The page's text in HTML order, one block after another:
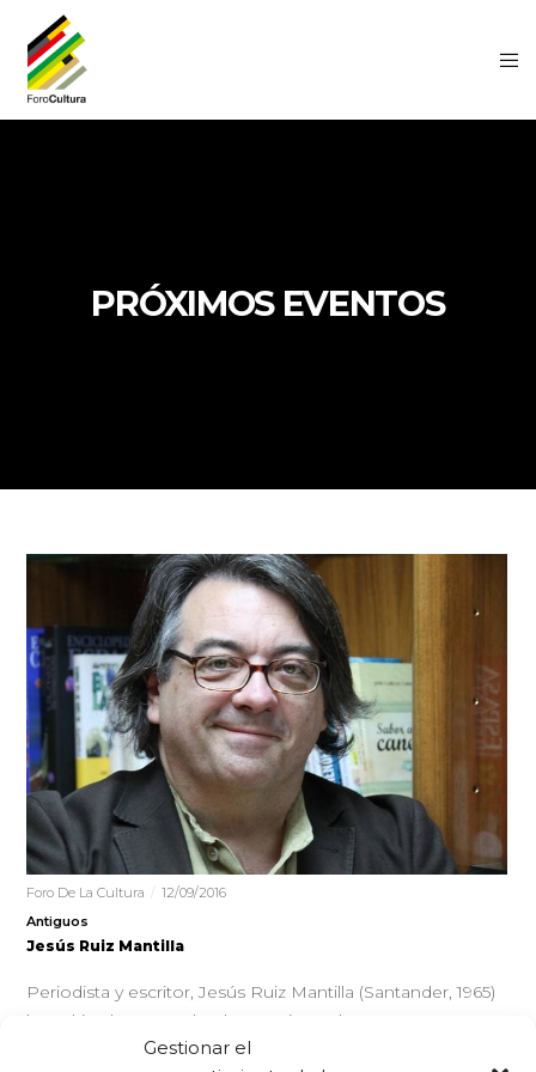
Gestionar el
PRÓXIMOS EVENTOS
Foro De La Cultura
12/09/2016
Antiguos
Jesús Ruiz Mantilla
Periodista y escritor, Jesús Ruiz Mantilla (Santander, 1965)
ha cultivado en su obra la narrativa y el ensayo. Es autor
de las novelas…